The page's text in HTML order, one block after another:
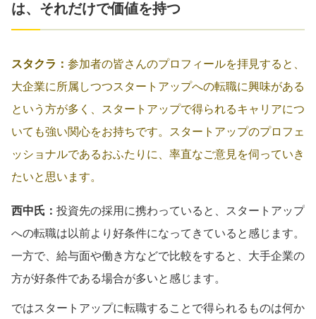
は、それだけで価値を持つ
スタクラ： 参加者の皆さんのプロフィールを拝見すると、
大企業に所属しつつスタートアップへの転職に興味がある
という方が多く、スタートアップで得られるキャリアにつ
いても強い関心をお持ちです。スタートアップのプロフェ
ッショナルであるおふたりに、率直なご意見を伺っていき
たいと思います。
西中氏： 投資先の採用に携わっていると、スタートアップ
への転職は以前より好条件になってきていると感じます。
一方で、給与面や働き方などで比較をすると、大手企業の
方が好条件である場合が多いと感じます。
ではスタートアップに転職することで得られるものは何か